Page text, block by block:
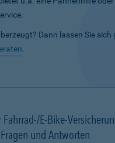
Dann lassen Sie sich
.
Fahrrad-/E-Bike-
und Antworten